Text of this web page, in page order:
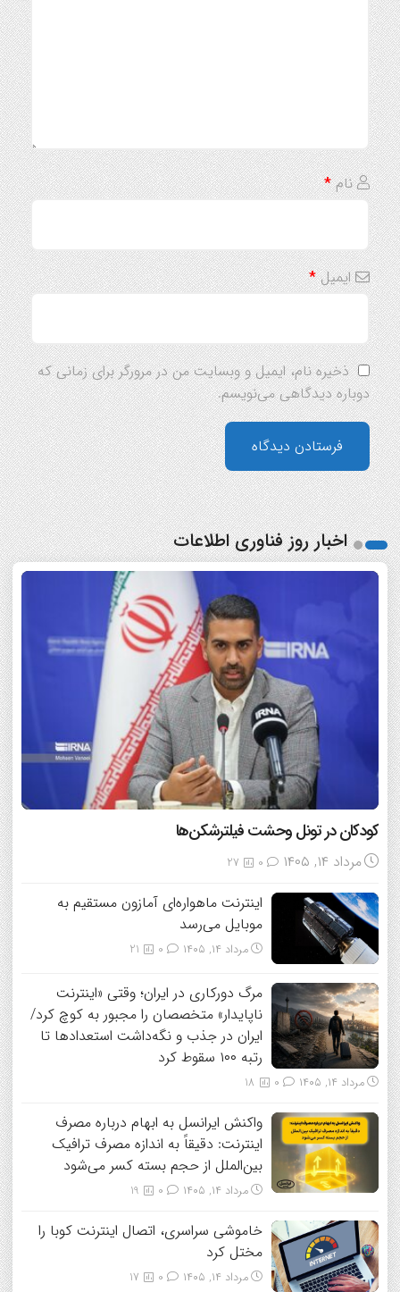
نام*
ایمیل*
ذخیره نام، ایمیل و وبسایت من در مرورگر برای زمانی که
دوباره دیدگاهی می‌نویسم.
اخبار روز فناوری اطلاعات
کودکان در تونل وحشت فیلترشکن‌ها
مرداد ۱۴, ۱۴۰۵ 27
اینترنت ماهواره‌ای آمازون مستقیم به
موبایل می‌رسد
مرداد ۱۴, ۱۴۰۵ 21
مرگ دورکاری در ایران؛ وقتی «اینترنت
ناپایدار» متخصصان را مجبور به کوچ کرد/
ایران در جذب و نگه‌داشت استعدادها تا
رتبه ۱۰۰ سقوط کرد
مرداد ۱۴, ۱۴۰۵ 18
واکنش ایرانسل به ابهام درباره مصرف
اینترنت: دقیقاً به اندازه مصرف ترافیک
بین‌الملل از حجم بسته کسر می‌شود
مرداد ۱۴, ۱۴۰۵ 19
خاموشی سراسری، اتصال اینترنت کوبا را
مختل کرد
مرداد ۱۴, ۱۴۰۵ 17